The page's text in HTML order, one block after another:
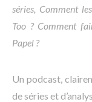
séries, Comment
Too ? Comment
Papel ?
Un podcast,
de séries et